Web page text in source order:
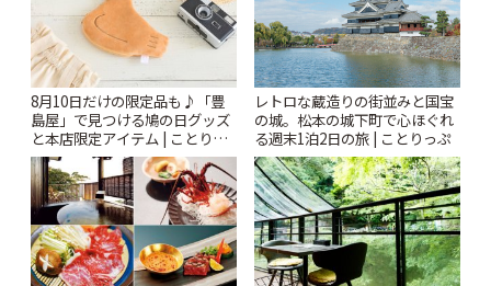
8月10日だけの限定品も♪「豊
島屋」で見つける鳩の日グッズ
と本店限定アイテム | ことりっ
ぷ
レトロな蔵造りの街並みと国宝
の城。松本の城下町で心ほぐれ
る週末1泊2日の旅 | ことりっぷ